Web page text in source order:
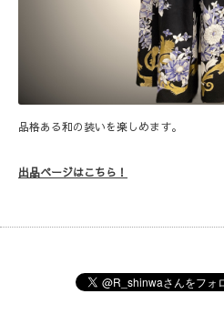
品格ある和の装いを楽しめます。
出品ページはこちら！